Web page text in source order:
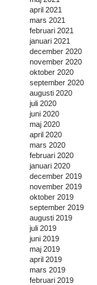
april 2021
mars 2021
februari 2021
januari 2021
december 2020
november 2020
oktober 2020
september 2020
augusti 2020
juli 2020
juni 2020
maj 2020
april 2020
mars 2020
februari 2020
januari 2020
december 2019
november 2019
oktober 2019
september 2019
augusti 2019
juli 2019
juni 2019
maj 2019
april 2019
mars 2019
februari 2019